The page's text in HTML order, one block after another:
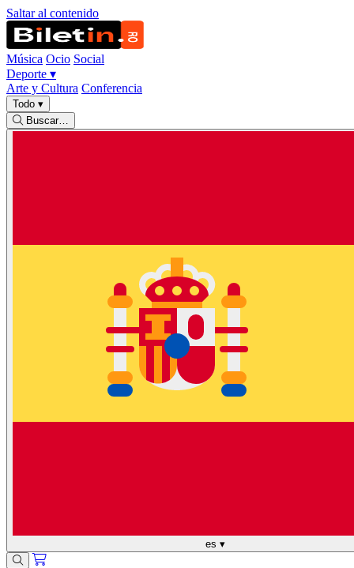
Saltar al contenido
Música Ocio Social
Deporte ▾
Arte y Cultura Conferencia
Todo ▾
Buscar…
es ▾